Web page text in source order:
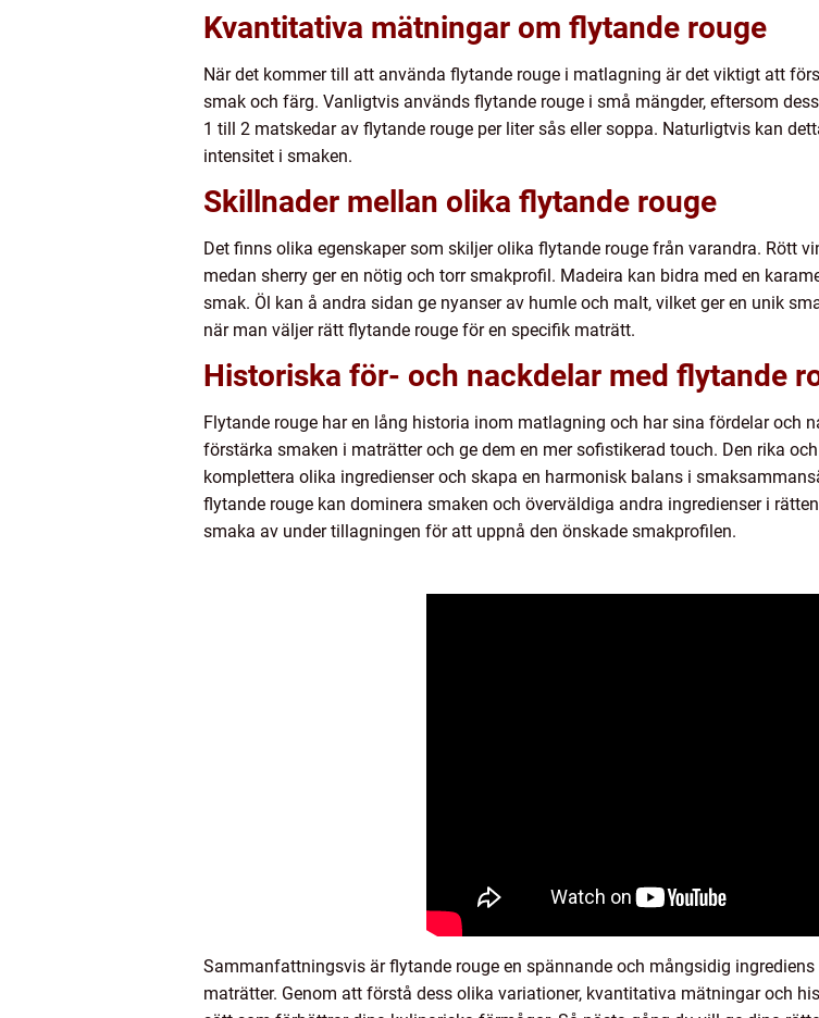
Kvantitativa mätningar om flytande rouge
När det kommer till att använda flytande rouge i matlagning är det viktigt att
smak och färg. Vanligtvis används flytande rouge i små mängder, eftersom
1 till 2 matskedar av flytande rouge per liter sås eller soppa. Naturligtvis kan
intensitet i smaken.
Skillnader mellan olika flytande rouge
Det finns olika egenskaper som skiljer olika flytande rouge från varandra. Rött
medan sherry ger en nötig och torr smakprofil. Madeira kan bidra med en
smak. Öl kan å andra sidan ge nyanser av humle och malt, vilket ger en unik
när man väljer rätt flytande rouge för en specifik maträtt.
Historiska för- och nackdelar med flytande
Flytande rouge har en lång historia inom matlagning och har sina fördelar och
förstärka smaken i maträtter och ge dem en mer sofistikerad touch. Den rika
komplettera olika ingredienser och skapa en harmonisk balans i
flytande rouge kan dominera smaken och överväldiga andra ingredienser i
smaka av under tillagningen för att uppnå den önskade smakprofilen.
Sammanfattningsvis är flytande rouge en spännande och mångsidig
maträtter. Genom att förstå dess olika variationer, kvantitativa mätningar och